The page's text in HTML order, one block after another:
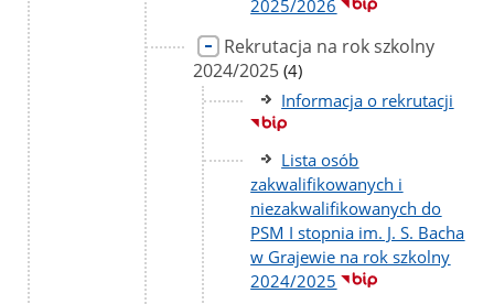
2025/2026
Rekrutacja na rok szkolny
2024/2025 liczba
podstron
(4)
Informacja o rekrutacji
Lista osób
zakwalifikowanych i
niezakwalifikowanych do
PSM I stopnia im. J. S. Bacha
w Grajewie na rok szkolny
2024/2025